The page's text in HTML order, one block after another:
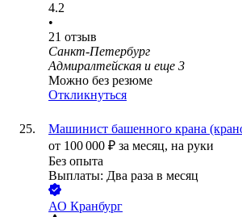
4.2
•
21 отзыв
Санкт-Петербург
Адмиралтейская и еще 3
Можно без резюме
Откликнуться
Машинист башенного крана
от 100 000 ₽ за месяц, на руки
Без опыта
Выплаты: Два раза в месяц
АО Кранбург